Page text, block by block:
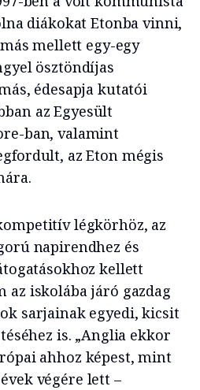
diákokat Etonba vinni,
mellett egy-egy
ösztöndíjas
édesapja kutatói
az Egyesült
ban, valamint
az Eton mégis
légkörhöz, az
napirendhez és
kellett
az iskolába járó gazdag
sarjainak egyedi, kicsit
is. „Anglia ekkor
ahhoz képest, mint
végére lett –